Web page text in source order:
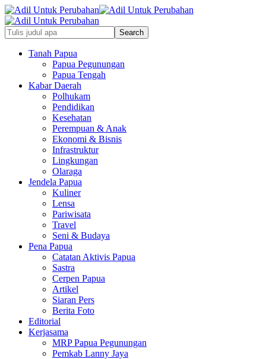
Tanah Papua
Papua Pegunungan
Papua Tengah
Kabar Daerah
Polhukam
Pendidikan
Kesehatan
Perempuan & Anak
Ekonomi & Bisnis
Infrastruktur
Lingkungan
Olaraga
Jendela Papua
Kuliner
Lensa
Pariwisata
Travel
Seni & Budaya
Pena Papua
Catatan Aktivis Papua
Sastra
Cerpen Papua
Artikel
Siaran Pers
Berita Foto
Editorial
Kerjasama
MRP Papua Pegunungan
Pemkab Lanny Jaya